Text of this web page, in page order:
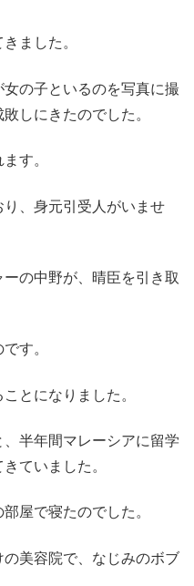
ました。
の子といるのを写真に撮
しにきたのでした。
す。
、身元引受人がいませ
の中野が、晴臣を引き取
す。
とになりました。
半年間マレーシアに留学
ていました。
屋で寝たのでした。
美容院で、なじみのボブ